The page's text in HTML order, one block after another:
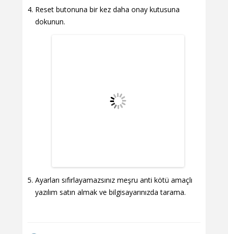
Reset butonuna bir kez daha onay kutusuna
dokunun.
Ayarları sıfırlayamazsınız meşru anti kötü amaçlı
yazılım satın almak ve bilgisayarınızda tarama.